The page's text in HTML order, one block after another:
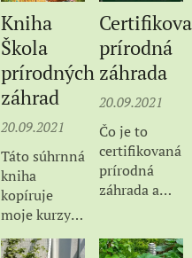
Kniha
Škola
prírodných
záhrad
20.09.2021
Táto súhrnná
kniha
kopíruje
moje kurzy z
cyklu Škola
prírodných
prírodná
záhrada
20.09.2021
Čo je to
certifikovaná
prírodná
záhrada a
dočítate v